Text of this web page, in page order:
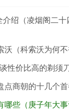
绍（凌烟阁二十
（科索沃为何不
性价比高的剃须刀
商朝的十几个首
些（庚子年大事